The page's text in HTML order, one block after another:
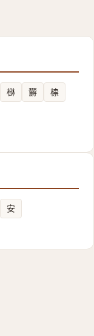
椕 欝
㮏
安